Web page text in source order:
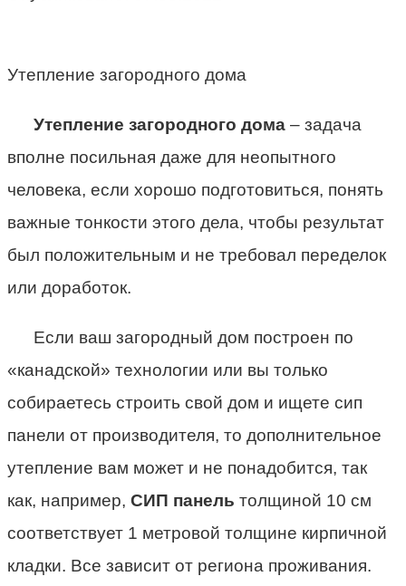
Утепление загородного дома
Утепление загородного дома– задача
вполне посильная даже для неопытного
человека, если хорошо подготовиться, понять
важные тонкости этого дела, чтобы результат
был положительным и не требовал переделок
или доработок.
Если ваш загородный дом построен по
«канадской» технологии или вы только
собираетесь строить свой дом и ищете сип
панели от производителя, то дополнительное
утепление вам может и не понадобится, так
как, например, СИП панель толщиной 10 см
соответствует 1 метровой толщине кирпичной
кладки. Все зависит от региона проживания.